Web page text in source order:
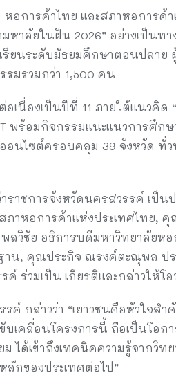
หอการค้าไทย และสภาหอการค้
มหาลัยในฝัน 2026” อย่างเป็น
ยนระดับมัธยมศึกษาตอนปลาย
รมรวมกว่า 1,500 คน
อเนื่องเป็นปีที่ 11 ภายใต้แนวคิด
พร้อมกิจกรรมแนะแนวการศึก
นไซต์ครอบคลุม 39 จังหวัด ทั่วป
ราชการจังหวัดนครสวรรค์ เป็
าหอการค้าแห่งประเทศไทย,
ลวิชัย อธิการบดีมหาวิทยาลัยห
น, คุณประกิจ ณรงค์ตะณุพล ป
ร่วมเป็น เกียรติและกล่าวให้โอ
ค์ กล่าวว่า “เยาวชนคือหัวใจส
เคลื่อนโครงการนี้ ถือเป็นโอ
ม ได้เข้าถึงเทคนิคความรู้จาก
กของประเทศต่อไป”